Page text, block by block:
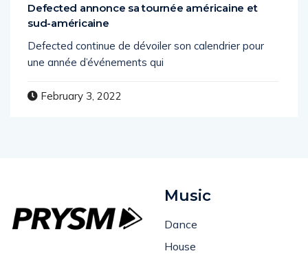
Defected annonce sa tournée américaine et
sud-américaine
Defected continue de dévoiler son calendrier pour
une année d’événements qui
February 3, 2022
Music
Dance
House